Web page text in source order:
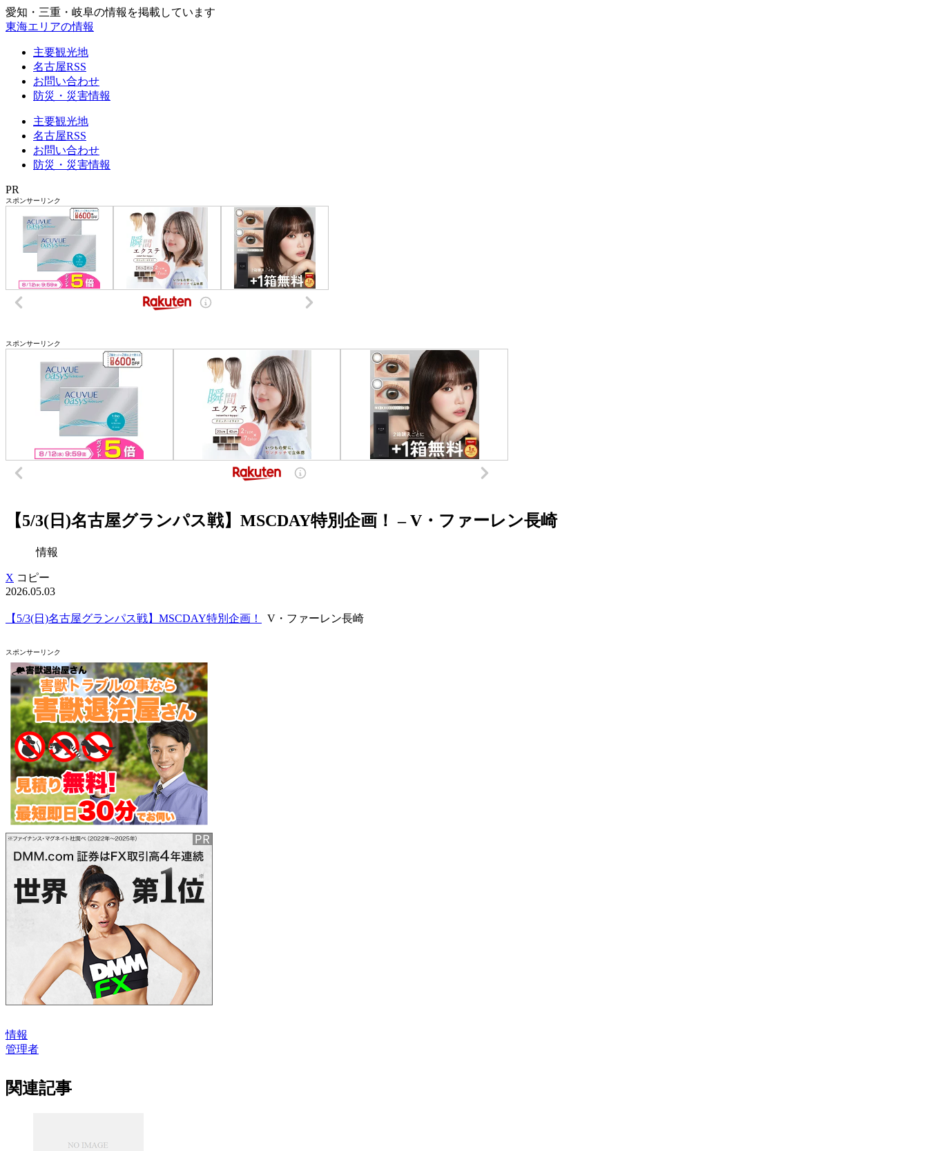
愛知・三重・岐阜の情報を掲載しています
東海エリアの情報
主要観光地
名古屋RSS
お問い合わせ
防災・災害情報
主要観光地
名古屋RSS
お問い合わせ
防災・災害情報
PR
スポンサーリンク
スポンサーリンク
【5/3(日)名古屋グランパス戦】MSCDAY特別企画！ – V・ファーレン長崎
情報
X コピー
2026.05.03
【5/3(日)名古屋グランパス戦】MSCDAY特別企画！ V・ファーレン長崎
スポンサーリンク
情報
管理者
関連記事